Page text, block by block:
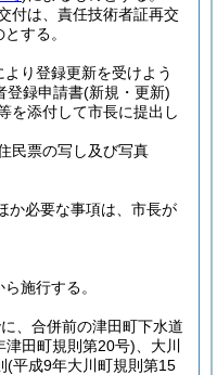
付は、責任技術者証再交
する。
より登録更新を受けよう
登録申請書(新規・更新)
を添付して市長に提出し
民票の写し及び写真
か必要な事項は、市長が
施行する。
、合併前の津田町下水道
津田町規則第20号) 、大川
(平成9年大川町規則第15